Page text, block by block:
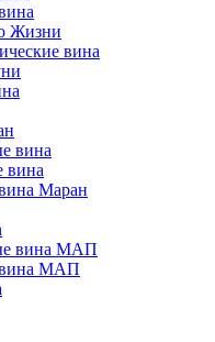
Жизни
вина
вина
вина
Маран
вина МАП
МАП